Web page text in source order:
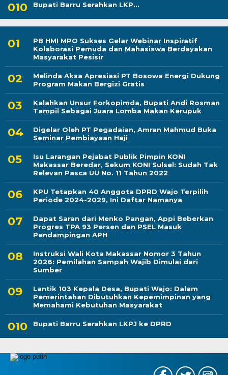
Bupati Barru Serahkan LKP...
PB HMI MPO Sukses Gelar Webinar Inspiratif
Kolaborasi Pemuda dan Mahasiswa Berdayakan
Masyarakat Pesisir
Melinda Aksa Apresiasi PT Bosowa Energi Dukung
Program Makan Bergizi Gratis
Kalahkan Unsur Forkopimda, Bupati Andi Rosman
Tampil Sebagai Juara Lomba Makan Kerupuk
Digelar Oleh PT Pegadaian, Amran Mahmud Buka
Seminar Pembiayaan Haji
Isu Larangan Pejabat Publik Pimpin KONI
Makassar Beredar, Sekum KONI Sulsel: Sudah Tak
Relevan Pasca UU No. 11 Tahun 2022
KPU Tetapkan 40 Anggota DPRD Wajo Terpilih
Periode 2024-2029, Ini Daftar Namanya
Dapat Saran dari Menko Pangan, Appi Beberkan
Progres TPA 93 Persen dan PSEL Masuk
Pendampingan APH
Instruksi Wali Kota Makassar Nomor 3 Tahun
2026: Pemilahan Sampah Wajib Dimulai dari
Sumber
Lantik 103 Kepala Desa, Bupati Wajo: Dalam
Pemerintahan Dibutuhkan Kepemimpinan yang
Memahami Kebutuhan Masyarakat
Bupati Barru Serahkan LKPJ ke DPRD